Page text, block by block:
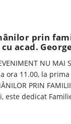
prin
acad.
NU MAI
ora 11.00, la
PRIN
este dedicat